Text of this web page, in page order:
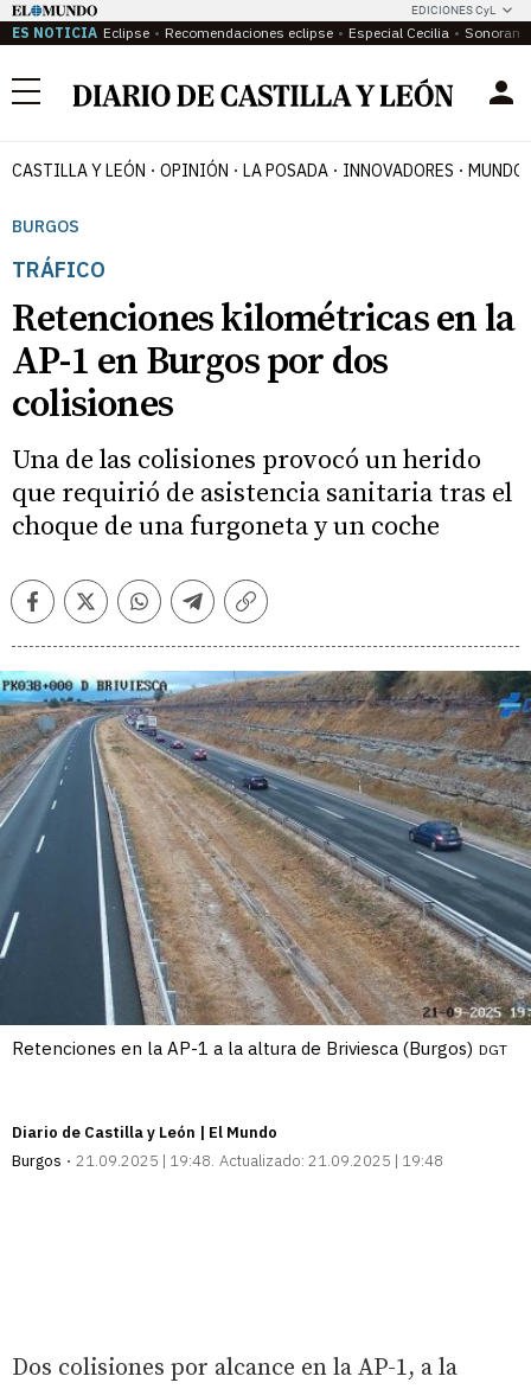
EDICIONES CyL
ES NOTICIA Eclipse Recomendaciones eclipse Especial Cecilia
Menú
CASTILLA Y LEÓN OPINIÓN LA POSADA INNOVADORES MUNDO
BURGOS
TRÁFICO
Retenciones kilométricas en la
AP-1 en Burgos por dos
colisiones
Una de las colisiones provocó un herido
que requirió de asistencia sanitaria tras el
choque de una furgoneta y un coche
FacebookTwitterWhatsappTelegramCopiar
Retenciones en la AP-1 a la altura de Briviesca (Burgos) DGT
Diario de Castilla y León | El Mundo
Burgos
21.09.2025 | 19:48 Actualizado: 21.09.2025 | 19:48
Dos colisiones por alcance en la AP-1, a la